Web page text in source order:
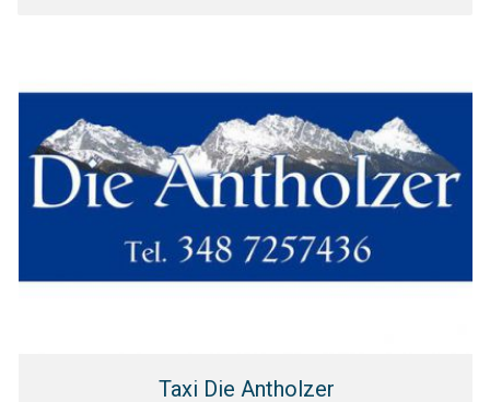
Taxi Die Antholzer